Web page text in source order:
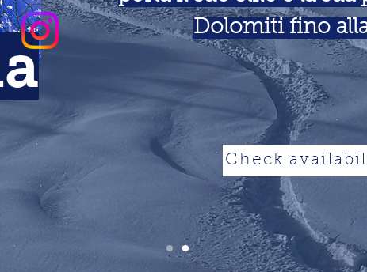
Dolomiti fino
Check